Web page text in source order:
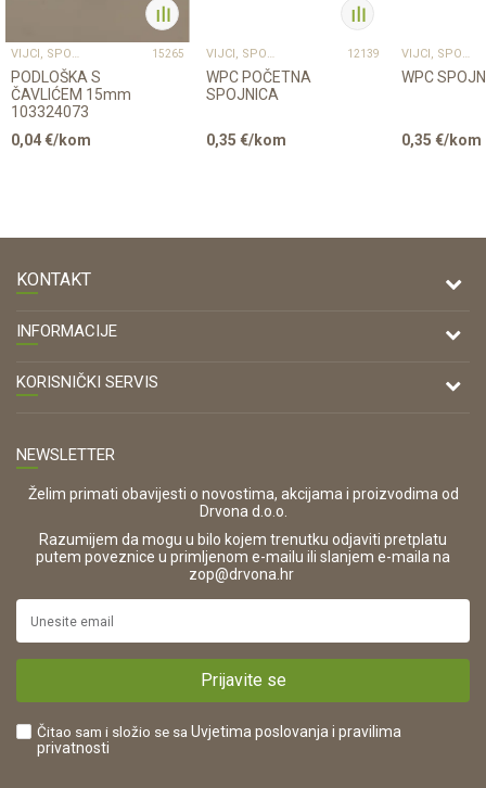
VIJCI, SPOJNICE I TIPLE 15265
PODLOŠKA S
ČAVLIĆEM 15mm
103324073
0,04€/kom
VIJCI, SPOJNICE I TIPLE 12139
WPC POČETNA
SPOJNICA
0,35 €/kom
VIJCI, SPOJNICE I TIPLE
WPC
0,35 €/kom
KONTAKT
DRVONA D.O.O.
Antuna Mihanovića 7,
47000 Karlovac
OIB:
42821181683
16280
https://www.drvona.hr/
POREZNI BROJ:
INFORMACIJE
O nama
KORISNIČKI SERVIS
Zaštita privatnosti i osobnih podataka
Korištenje kolačića
Pravo na odustajanje i jednostrani raskid ugovora
Reklamacije
Plaćanje karticama
Što dobivam registracijom?
NEWSLETTER
Želim primati obavijesti o novostima, akcijama i proizvodima od
Drvona d.o.o.
Razumijem da mogu u bilo kojem trenutku odjaviti pretplatu
putem poveznice u primljenom e-mailu ili slanjem e-maila na
zop@drvona.hr
Prijavite se
Čitao sam i složio se sa Uvjetima poslovanja i pravilima
privatnosti